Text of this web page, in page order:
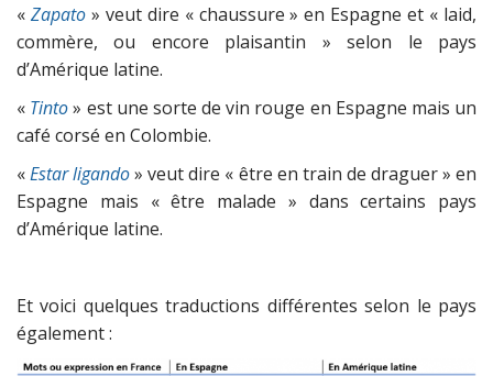
« Zapato » veut dire « chaussure » en Espagne et « laid,
commère, ou encore plaisantin » selon le pays
d’Amérique latine.
« Tinto» est une sorte de vin rouge en Espagne mais un
café corsé en Colombie.
«Estar ligando» veut dire « être en train de draguer » en
Espagne mais « être malade » dans certains pays
d’Amérique latine.
Et voici quelques traductions différentes selon le pays
également :